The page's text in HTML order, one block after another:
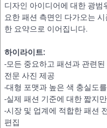
디자인 아이디어에 대한 광범
요한 패션 측면인 다가오는
한 요약으로 이어집니다.
하이라이트:
-모든 중요하고 패션과 관련
전문 사진 제공
-대형 포맷과 높은 색 충실도
-실제 패션 기준에 대한 짧지
-시장 및 업계에 적합한 패션
편집